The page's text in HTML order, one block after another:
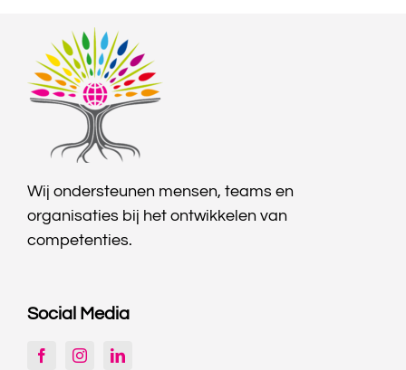
Wij ondersteunen mensen, teams en
organisaties bij het ontwikkelen van
competenties.
Social Media